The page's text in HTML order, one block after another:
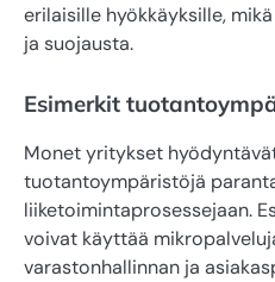
erilaisille hyökkäyksille,
ja suojausta.
Esimerkit
Monet yritykset
tuotantoympäristöjä
liiketoimintaprosessejaan.
voivat käyttää
varastonhallinnan ja